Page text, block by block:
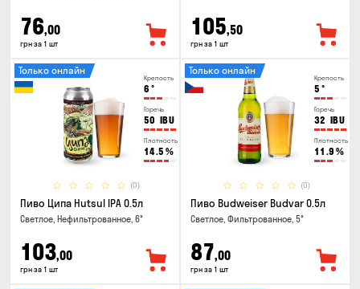
76,00
грн за 1 шт
105,50
грн за 1 шт
Крепость
6 °
Горечь
50 IBU
Плотность
14.5 %
(0)
Только онлайн
Пиво Ципа Hutsul IPA 0.5л
Светлое, Нефильтрованное, 6°
103,00
грн за 1 шт
Крепость
5 °
Горечь
32 IBU
Плотность
11.9 %
(0)
Только онлайн
Пиво Budweiser Budvar 0.5л
Светлое, Фильтрованное, 5°
87,00
грн за 1 шт